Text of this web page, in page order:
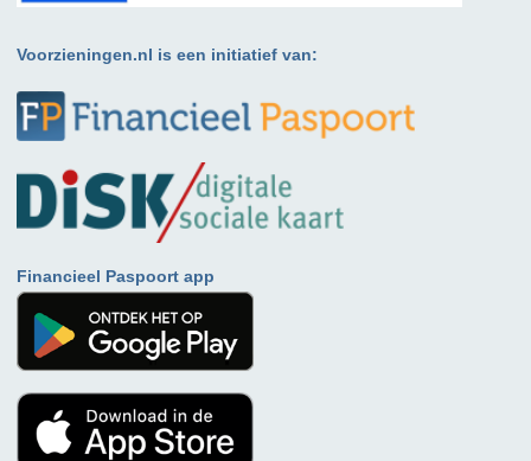
Voorzieningen.nl is een initiatief van:
Financieel Paspoort app